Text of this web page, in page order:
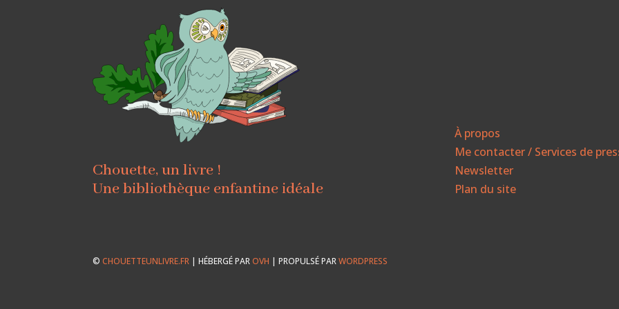
Chouette, un livre !
Une bibliothèque enfantine idéale
À propos
Me contacter / Services de
Newsletter
Plan du site
©CHOUETTEUNLIVRE.FR | HÉBERGÉ PAROVH | PROPULSÉ PARWORDPRESS